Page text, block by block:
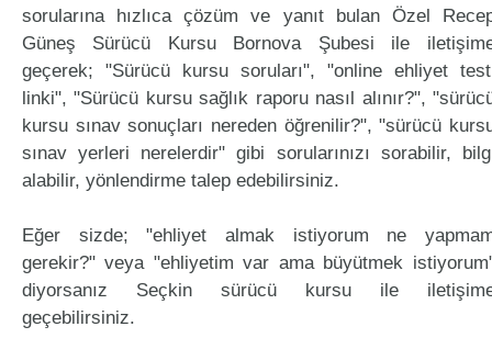
sorularına hızlıca çözüm ve yanıt bulan Özel
Güneş Sürücü Kursu Bornova Şubesi ile
geçerek; "Sürücü kursu soruları", "online ehliyet
linki", "Sürücü kursu sağlık raporu nasıl alınır?",
kursu sınav sonuçları nereden öğrenilir?", "sürücü
sınav yerleri nerelerdir" gibi sorularınızı sorabilir,
alabilir, yönlendirme talep edebilirsiniz.
Eğer sizde; "ehliyet almak istiyorum ne
gerekir?" veya "ehliyetim var ama büyütmek
diyorsanız Seçkin sürücü kursu ile
geçebilirsiniz.